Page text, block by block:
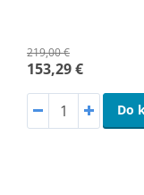
219,00 €
153,29 €
Do